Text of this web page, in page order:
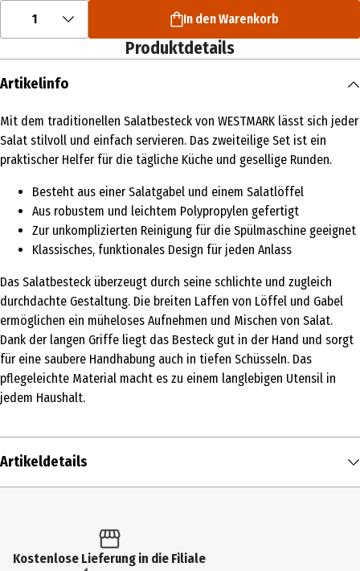
1 In den Warenkorb
Produktdetails
Artikelinfo
Mit dem traditionellen Salatbesteck von WESTMARK lässt sich jeder
Salat stilvoll und einfach servieren. Das zweiteilige Set ist ein
praktischer Helfer für die tägliche Küche und gesellige Runden.
Besteht aus einer Salatgabel und einem Salatlöffel
Aus robustem und leichtem Polypropylen gefertigt
Zur unkomplizierten Reinigung für die Spülmaschine geeignet
Klassisches, funktionales Design für jeden Anlass
Das Salatbesteck überzeugt durch seine schlichte und zugleich
durchdachte Gestaltung. Die breiten Laffen von Löffel und Gabel
ermöglichen ein müheloses Aufnehmen und Mischen von Salat.
Dank der langen Griffe liegt das Besteck gut in der Hand und sorgt
für eine saubere Handhabung auch in tiefen Schüsseln. Das
pflegeleichte Material macht es zu einem langlebigen Utensil in
jedem Haushalt.
Artikeldetails
Produkttyp
Kostenlose Lieferung in die Filiale